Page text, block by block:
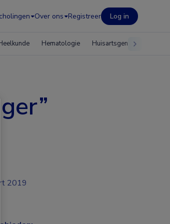
Over ons Registreer Log in
Hematologie Huisartsgeneeskunde
2019